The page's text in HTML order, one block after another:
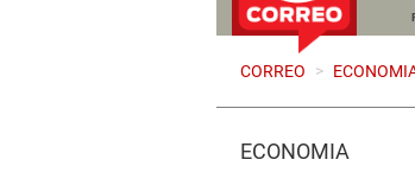
CORREO >
ECONOMÍA